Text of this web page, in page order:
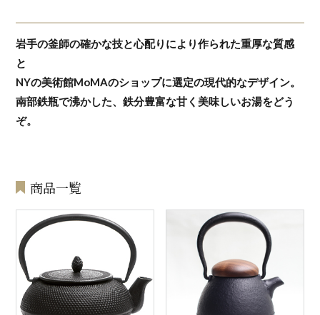
岩手の釜師の確かな技と心配りにより作られた重厚な質感
と
NYの美術館MoMAのショップに選定の現代的なデザイン。
南部鉄瓶で沸かした、鉄分豊富な甘く美味しいお湯をどう
ぞ。
商品一覧